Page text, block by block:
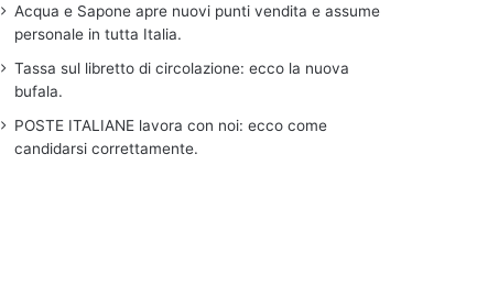
Acqua e Sapone apre nuovi punti vendita e assume
personale in tutta Italia.
Tassa sul libretto di circolazione: ecco la nuova
bufala.
POSTE ITALIANE lavora con noi: ecco come
candidarsi correttamente.